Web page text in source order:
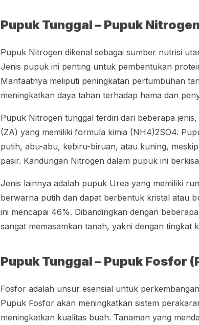
Pupuk Tunggal – Pupuk
Pupuk Nitrogen dikenal sebagai sumber nutrisi
Jenis pupuk ini penting untuk pembentukan
Manfaatnya meliputi peningkatan pertumbuhan
meningkatkan daya tahan terhadap hama dan
Pupuk Nitrogen tunggal terdiri dari beberapa
(ZA) yang memiliki formula kimia (NH4)2SO4.
putih, abu-abu, kebiru-biruan, atau kuning,
pasir. Kandungan Nitrogen dalam pupuk ini
Jenis lainnya adalah pupuk Urea yang memiliki
berwarna putih dan dapat berbentuk kristal atau
ini mencapai 46%. Dibandingkan dengan
sangat memasamkan tanah, yakni dengan tingkat
Pupuk Tunggal – Pupuk Fosfor
Fosfor adalah unsur esensial untuk
Pupuk Fosfor akan meningkatkan sistem
meningkatkan kualitas buah. Tanaman yang